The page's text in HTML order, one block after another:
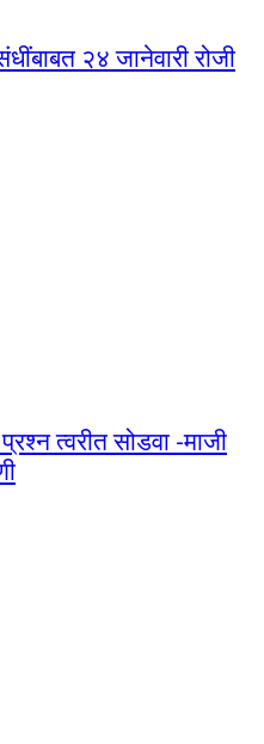
२४ जानेवारी रोजी
त्वरीत सोडवा -माजी